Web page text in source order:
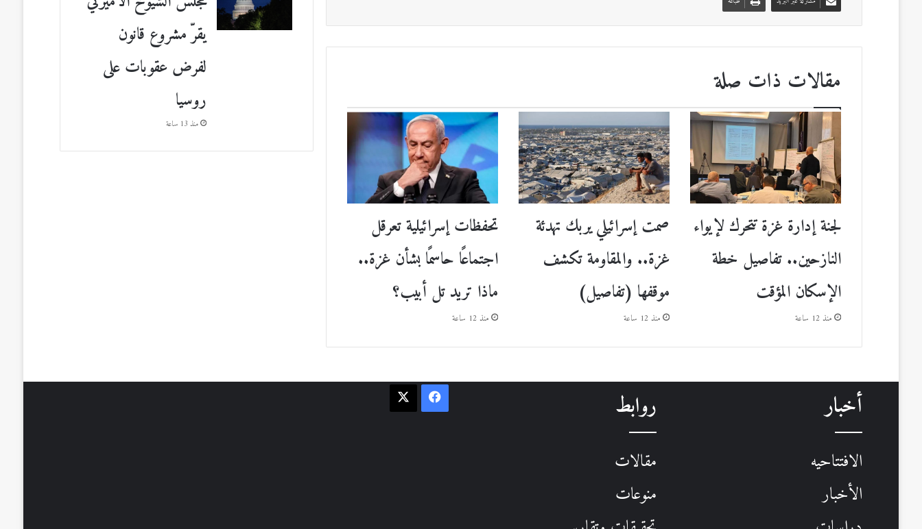
مقالات ذات صلة
لجنة إدارة غزة تتحرك لإيواء
النازحين.. تفاصيل خطة
الإسكان المؤقت
منذ 12 ساعة
صمت إسرائيلي يربك تهدئة
غزة.. والمقاومة تكشف
موقفها (تفاصيل)
منذ 12 ساعة
تحفظات إسرائيلية تعرقل
اجتماعًا حاسمًا بشأن غزة..
ماذا تريد تل أبيب؟
منذ 12 ساعة
يقرّ مشروع قانون
لفرض عقوبات على
روسيا
منذ 13 ساعة
أخبار
الافتتاحيه
الأخبار
روابط
مقالات
منوعات
فيسبوك